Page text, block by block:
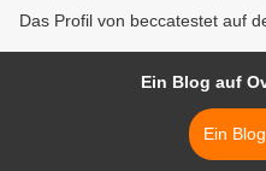
Das Profil von beccatestet auf
Ein Blog auf
Ein